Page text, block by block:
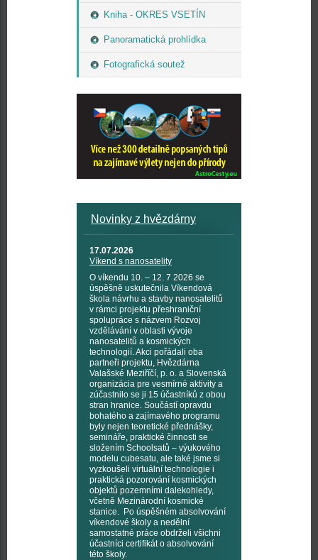
Kniha - OKRES VSETÍN
Panoramatická prohlídka
Fotografická soutež
Novinky z hvězdárny
17.07.2026
Víkend s nanosatelity
O víkendu 10. – 12. 7 2026 se
úspěšně uskutečnila Víkendová
škola návrhu a stavby nanosatelitů
v rámci projektu přeshraniční
spolupráce s názvem Rozvoj
vzdělávání v oblasti vývoje
nanosatelitů a kosmických
technologií. Akci pořádali oba
partneři projektu, Hvězdárna
Valašské Meziříčí, p. o. a Slovenská
organizácia pre vesmírné aktivity a
zúčastnilo se ji 15 účastníků z obou
stran hranice. Součástí opravdu
bohatého a zajímavého programu
byly nejen teoretické přednášky,
semináře, praktické činnosti se
složením Schoolsatů – výukového
modelu cubesatu, ale také jsme si
vyzkoušeli virtuální technologie i
praktická pozorování kosmických
objektů pozemními dalekohledy,
včetně Mezinárodní kosmické
stanice. Po úspěšném absolvování
víkendové školy a nedělní
samostatné práce obdrželi všichni
účastníci certifikát o absolvování
této školy.